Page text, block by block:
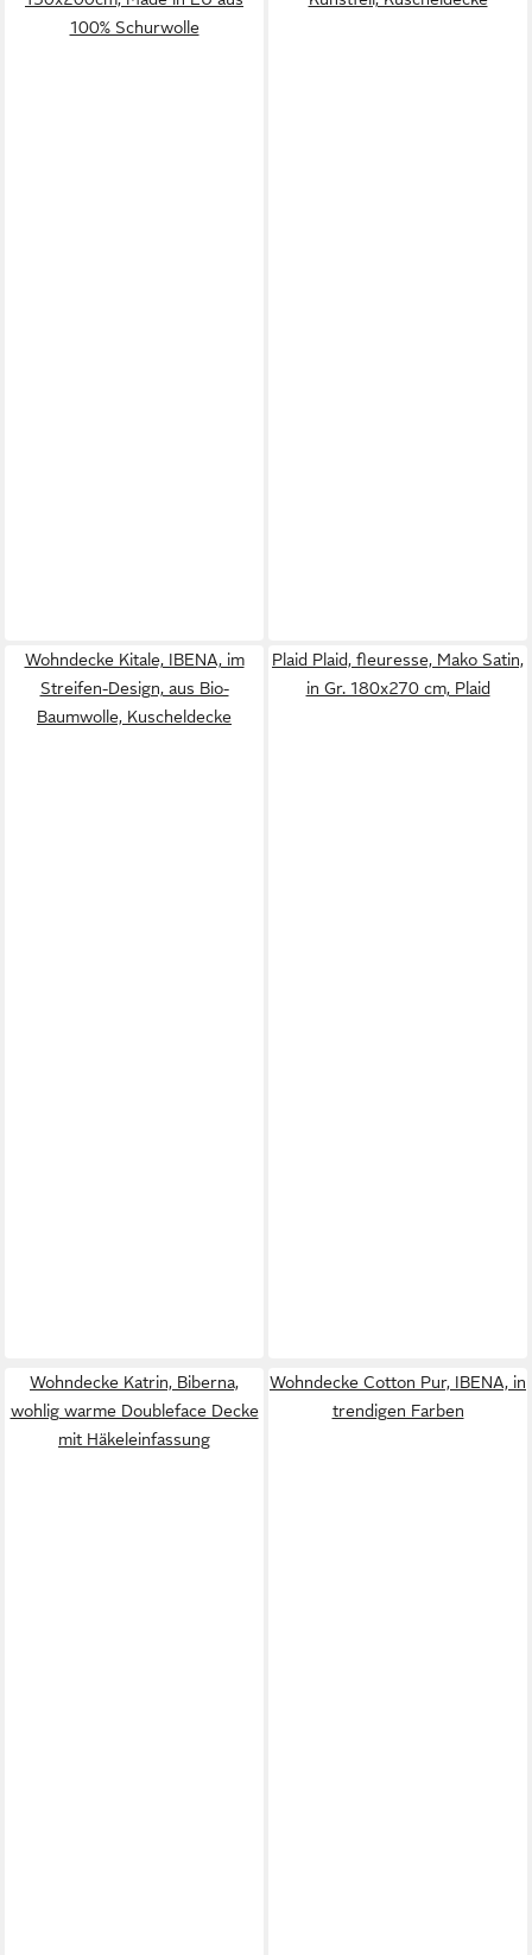
100% Schurwolle
Wohndecke Kitale, IBENA, im
Streifen-Design, aus Bio-
Baumwolle, Kuscheldecke
Plaid Plaid, fleuresse, Mako Satin,
in Gr. 180x270 cm, Plaid
Wohndecke Katrin, Biberna,
wohlig warme Doubleface Decke
mit Häkeleinfassung
Wohndecke Cotton Pur, IBENA, in
trendigen Farben